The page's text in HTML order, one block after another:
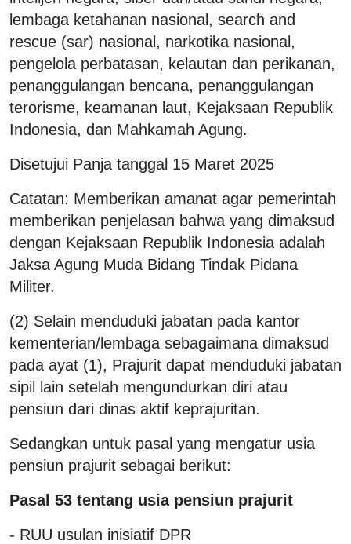
lembaga ketahanan nasional, search and
rescue (sar) nasional, narkotika nasional,
pengelola perbatasan, kelautan dan perikanan,
penanggulangan bencana, penanggulangan
terorisme, keamanan laut, Kejaksaan Republik
Indonesia, dan Mahkamah Agung.
Disetujui Panja tanggal 15 Maret 2025
Catatan: Memberikan amanat agar pemerintah
memberikan penjelasan bahwa yang dimaksud
dengan Kejaksaan Republik Indonesia adalah
Jaksa Agung Muda Bidang Tindak Pidana
Militer.
(2) Selain menduduki jabatan pada kantor
kementerian/lembaga sebagaimana dimaksud
pada ayat (1), Prajurit dapat menduduki jabatan
sipil lain setelah mengundurkan diri atau
pensiun dari dinas aktif keprajuritan.
Sedangkan untuk pasal yang mengatur usia
pensiun prajurit sebagai berikut:
Pasal 53 tentang usia pensiun prajurit
- RUU usulan inisiatif DPR